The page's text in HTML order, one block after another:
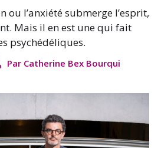
ou l’anxiété submerge l’esprit,
Mais il en est une qui fait
psychédéliques.
Par Catherine Bex Bourqui